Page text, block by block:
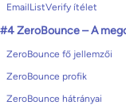
EmailListVerify ítélet
#4 ZeroBounce – A
ZeroBounce fő jellemzői
ZeroBounce profik
ZeroBounce hátrányai